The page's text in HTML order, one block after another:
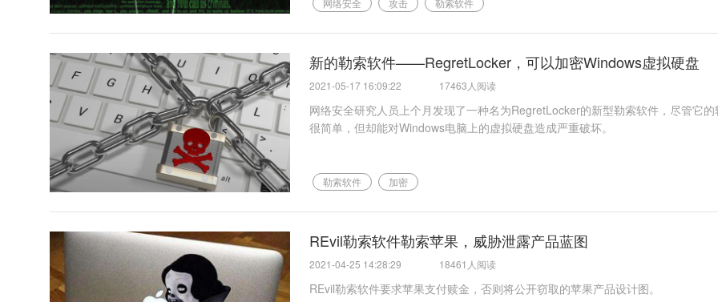
网络安全 攻击 勒索软件
新的勒索软件——RegretLocker，可以加密Windows虚拟硬盘
2021-05-17 16:09:22 17463人阅读
网络安全研究人员上个月发现了一种名为RegretLocker的新型勒索软件，尽管它的
很简单，但却能对Windows电脑上的虚拟硬盘造成严重破坏。
勒索软件 加密
REvil勒索软件勒索苹果，威胁泄露产品蓝图
2021-04-25 14:28:29 18461人阅读
​REvil勒索软件要求苹果支付赎金，否则将公开窃取的苹果产品设计图。